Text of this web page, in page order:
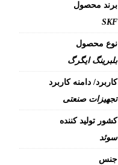
برند محصول
SKF
نوع محصول
بلبرینگ ایگرگ
کاربرد/ دامنه کاربرد
تجهیزات صنعتی
کشور تولید کننده
سوئد
جنس